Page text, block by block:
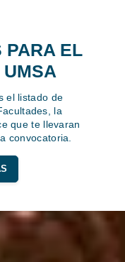
PARA EL
UMSA
el listado de
la
que te llevaran
convocatoria.